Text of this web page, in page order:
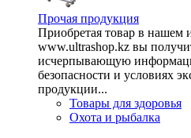
Прочая продукция
Приобретая товар в нашем
www.ultrashop.kz вы
исчерпывающую
безопасности и условиях
продукции...
Товары для здоровья
Охота и рыбалка